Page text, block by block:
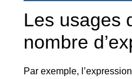
Les usages
nombre
Par exemple,